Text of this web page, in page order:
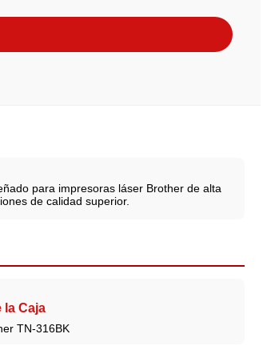
para impresoras láser Brother de alta
de calidad superior.
la Caja
TN-316BK